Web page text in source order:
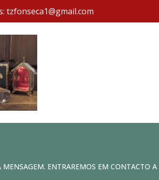
tzfonseca1@gmail.com
ENTRAREMOS EM CONTACTO